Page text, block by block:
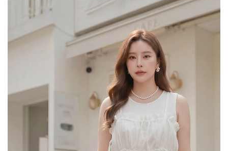
小香風 小香 牛仔
襯衫 褲裙 牛仔裙 冰感